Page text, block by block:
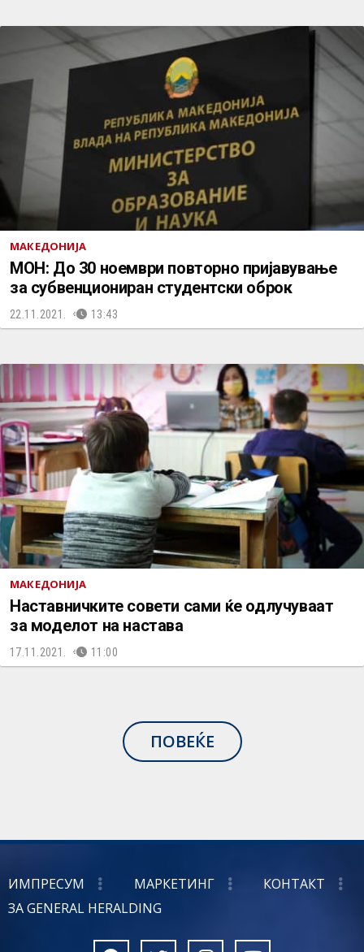
МАКЕДОНИЈА
МОН: До 30 ноември повторно пријавување
за субвенциониран студентски оброк
22.11.2021. 13:43
МАКЕДОНИЈА
Наставничките совети сами ќе одлучуваат
за моделот на настава
17.11.2021. 11:00
ПОВЕЌЕ
ИМПРЕСУМ МАРКЕТИНГ
КОНТАКТ
ЗА GENERAL HERALDING